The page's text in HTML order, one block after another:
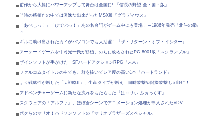
前作から大幅にパワーアップして舞台は全国に! 『信長の野望 全・国・版』
当時の移植作の中では秀逸な出来だったMSX版『グラディウス』
「あべしっ！」「ひでぶっ！」あの名台詞がゲーム中にも登場！～1986年発売『北斗の拳』
～
ギルに助け出されたカイがパソコンでも大活躍！『ザ・リターン・オブ・イシター』
アーケードゲームを中村光一氏が移植、のちに改名されたPC-8001版「スクランブル」
ザインソフトが手がけた SFハードアクションRPG『未来』
ファルコムタイトルの中でも、群を抜いてレア度の高い1本『バードランド』
より戦略性が増した「大戦略II」、生産タイプが増え、同時攻撃や間接攻撃も可能に！
アドベンチャーゲームに新たな流れをもたらした『は～りぃ ふぉっくす』
スクウェアの『アルファ』、ほぼ全シーンでアニメーション処理が導入されたADV
ボクらのマリオ！ハドソンソフトの『マリオブラザーズスペシャル』